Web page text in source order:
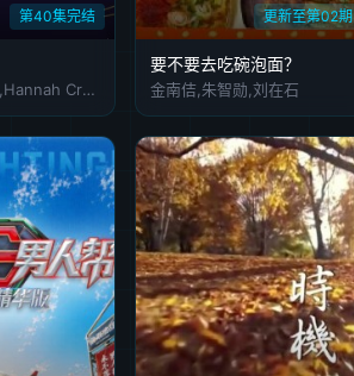
第40集完结
Lisa McManus,Hannah Crowle
更新至第02期
要不要去吃碗泡面？
金南佶,朱智勋,刘在石